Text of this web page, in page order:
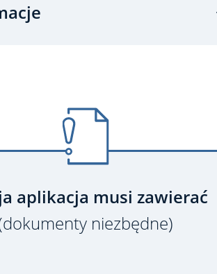
aplikacja musi zawierać
niezbędne)